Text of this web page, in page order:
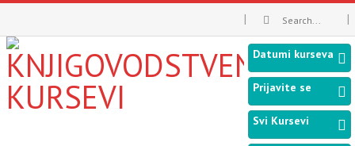
Datumi kurseva
Prijavite se
Svi Kursevi